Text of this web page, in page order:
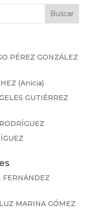
PÉREZ GONZÁLEZ
(Anicia)
GUTIÉRREZ
FERNÁNDEZ
LUZ MARINA GÓMEZ